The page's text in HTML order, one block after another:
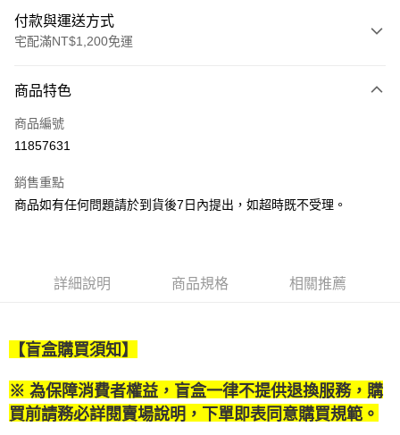
付款與運送方式
宅配滿NT$1,200免運
信用卡一次付款
LINE Pay
街口支付
相關說明
1.本服務由台灣大哥大提供，台灣大哥大用戶可立即使用無須另外申請。
2.付款方式選擇「大哥付你分期」，訂單成立後會自動跳轉到大哥付的交易
流程，驗證手機門號後，選擇欲分期的期數、繳款截止日，確認付款後即完
AFTEE先享後付
相關說明
商品特色
商品編號
11857631
銷售重點
商品如有任何問題請於到貨後7日內提出，如超時既不受理。
詳細說明 商品規格 相關推薦
【盲盒購買須知】
※ 為保障消費者權益，盲盒一律不提供退換服務，購
買前請務必詳閱賣場說明，下單即表同意購買規範。